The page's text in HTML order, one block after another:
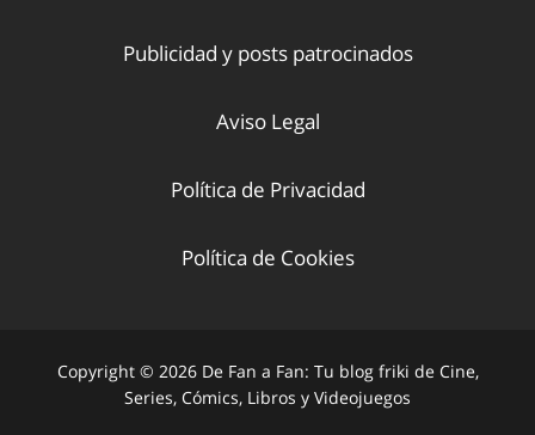
Publicidad y posts patrocinados
Aviso Legal
Política de Privacidad
Política de Cookies
Copyright © 2026 De Fan a Fan: Tu blog friki de Cine,
Series, Cómics, Libros y Videojuegos